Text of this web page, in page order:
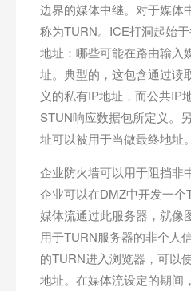
边界的媒体中继。对于媒体
称为TURN。ICE打洞起始
地址：哪些可能在路由输入
址。典型的，这包含通过读
义的私有IP地址，而公共IP
STUN响应数据包所定义。
址可以被用于当做最终地址。
企业防火墙可以用于阻挡非
企业可以在DMZ中开发一
媒体流通过此服务器，就像
用于TURN服务器的非个人
的TURN进入浏览器，可以
地址。在媒体流设定的期间